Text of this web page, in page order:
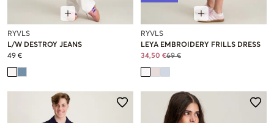
RYVLS
L/W DESTROY JEANS
49 €
RYVLS
LEYA EMBROIDERY FRILLS DRESS
34,50 €69 €